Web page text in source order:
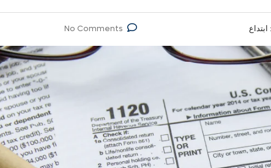
ابتداع No Comments